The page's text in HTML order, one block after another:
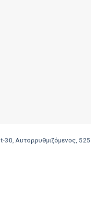
Αυτορρυθμιζόμενος, 525